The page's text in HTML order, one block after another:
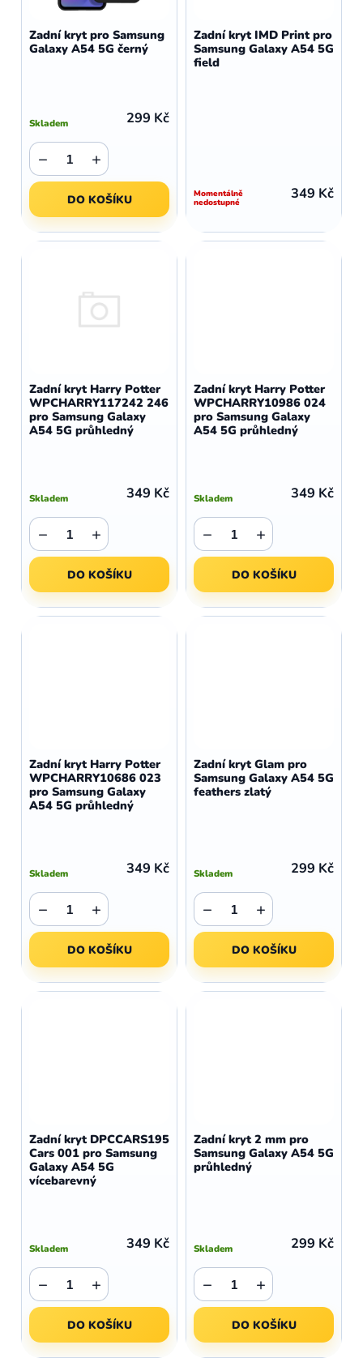
ů
o
d
ů
Zadní kryt pro Samsung
Galaxy A54 5G černý
Skladem 299 Kč
+
−
DO KOŠÍKU
Zadní kryt IMD Print pro
Samsung Galaxy A54 5G
field
Momentálně
nedostupné 349 Kč
Zadní kryt Harry Potter
WPCHARRY117242 246
pro Samsung Galaxy
A54 5G průhledný
Skladem 349 Kč
+
−
DO KOŠÍKU
Zadní kryt Harry Potter
WPCHARRY10986 024
pro Samsung Galaxy
A54 5G průhledný
Skladem 349 Kč
+
−
DO KOŠÍKU
Zadní kryt Harry Potter
WPCHARRY10686 023
pro Samsung Galaxy
A54 5G průhledný
Skladem 349 Kč
+
−
DO KOŠÍKU
Zadní kryt Glam pro
Samsung Galaxy A54 5G
feathers zlatý
Skladem 299 Kč
+
−
DO KOŠÍKU
Zadní kryt DPCCARS195
Cars 001 pro Samsung
Galaxy A54 5G
vícebarevný
Skladem 349 Kč
+
−
DO KOŠÍKU
Zadní kryt 2 mm pro
Samsung Galaxy A54 5G
průhledný
Skladem 299 Kč
+
−
DO KOŠÍKU